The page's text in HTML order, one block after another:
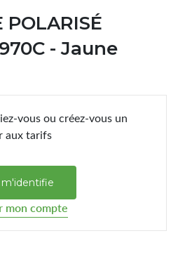
POLARISÉ
- Jaune
vous ou créez-vous un
aux tarifs
m'identifie
mon compte